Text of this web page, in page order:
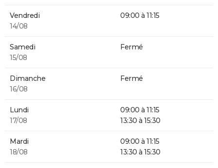
Vendredi
14/08
09:00 à 11:15
Samedi
15/08
Fermé
Dimanche
16/08
Fermé
Lundi
17/08
09:00 à 11:15
13:30 à 15:30
Mardi
18/08
09:00 à 11:15
13:30 à 15:30